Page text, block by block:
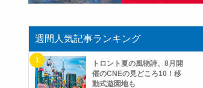
週間人気記事ランキング
トロント夏の風物詩、8月開
催のCNEの見どころ10！移
動式遊園地も